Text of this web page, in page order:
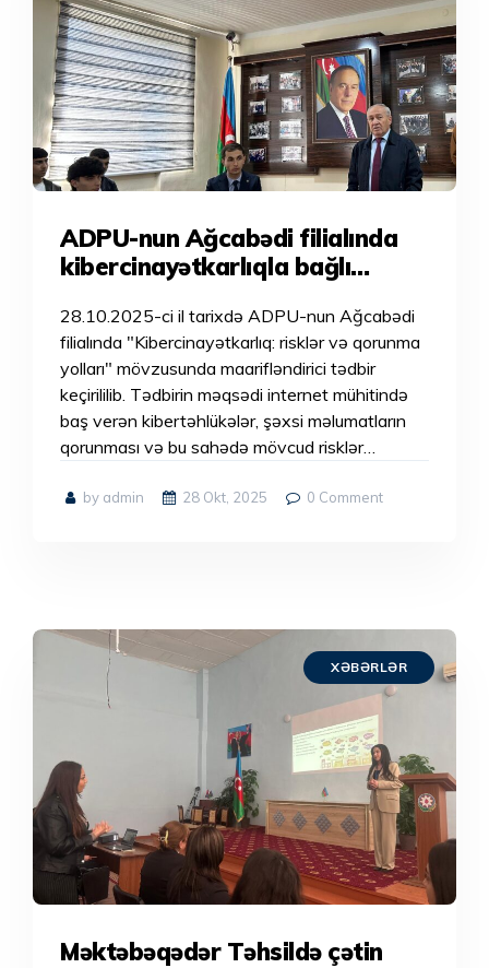
ADPU-nun Ağcabədi filialında
kibercinayətkarlıqla bağlı
28.10.2025-ci il tarixdə ADPU-nun Ağcabədi
filialında "Kibercinayətkarlıq: risklər və qorunma
yolları" mövzusunda maarifləndirici tədbir
keçirililib. Tədbirin məqsədi internet mühitində
baş verən kibertəhlükələr, şəxsi məlumatların
qorunması və bu sahədə mövcud risklər…
by admin 28 Okt, 2025 0 Comment
XƏBƏRLƏR
Məktəbəqədər Təhsildə çətin